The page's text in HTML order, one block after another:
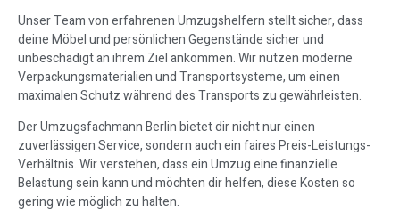
Unser Team von erfahrenen Umzugshelfern stellt sicher, dass
deine Möbel und persönlichen Gegenstände sicher und
unbeschädigt an ihrem Ziel ankommen. Wir nutzen moderne
Verpackungsmaterialien und Transportsysteme, um einen
maximalen Schutz während des Transports zu gewährleisten.
Der Umzugsfachmann Berlin bietet dir nicht nur einen
zuverlässigen Service, sondern auch ein faires Preis-Leistungs-
Verhältnis. Wir verstehen, dass ein Umzug eine finanzielle
Belastung sein kann und möchten dir helfen, diese Kosten so
gering wie möglich zu halten.